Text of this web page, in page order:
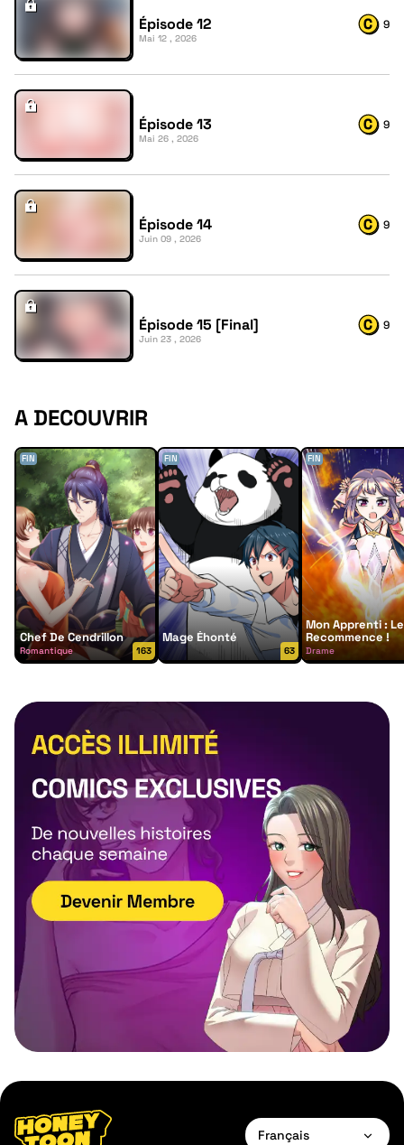
Épisode 12
Mai 12 , 2026
9
Épisode 13
Mai 26 , 2026
9
Épisode 14
Juin 09 , 2026
9
Épisode 15 [Final]
Juin 23 , 2026
9
A DECOUVRIR
FIN
Chef De Cendrillon
Romantique 163
FIN
Mage Éhonté
63
FIN
Mon Apprenti :
Recommence !
Drame
Français